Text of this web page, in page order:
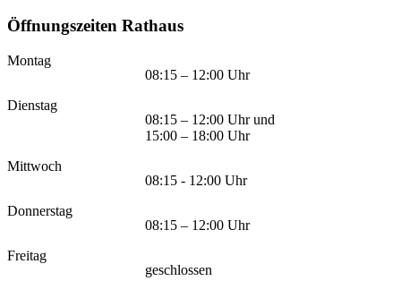
Öffnungszeiten Rathaus
Montag
08:15 – 12:00 Uhr
Dienstag
08:15 – 12:00 Uhr und
15:00 – 18:00 Uhr
Mittwoch
08:15 - 12:00 Uhr
Donnerstag
08:15 – 12:00 Uhr
Freitag
geschlossen